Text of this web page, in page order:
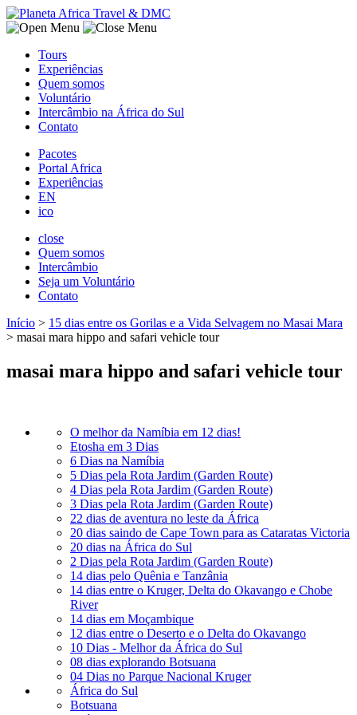
Tours
Experiências
Quem somos
Voluntário
Intercâmbio na África do Sul
Contato
Pacotes
Portal Africa
Experiências
EN
ico
close
Quem somos
Intercâmbio
Seja um Voluntário
Contato
Início > 15 dias entre os Gorilas e a Vida Selvagem no Masai Mara
> masai mara hippo and safari vehicle tour
masai mara hippo and safari vehicle tour
O melhor da Namíbia em 12 dias!
Etosha em 3 Dias
6 Dias na Namíbia
5 Dias pela Rota Jardim (Garden Route)
4 Dias pela Rota Jardim (Garden Route)
3 Dias pela Rota Jardim (Garden Route)
22 dias de aventura no leste da África
20 dias saindo de Cape Town para as Cataratas Victoria
20 dias na África do Sul
2 Dias pela Rota Jardim (Garden Route)
14 dias pelo Quênia e Tanzânia
14 dias entre o Kruger, Delta do Okavango e Chobe
River
14 dias em Moçambique
12 dias entre o Deserto e o Delta do Okavango
10 Dias - Melhor da África do Sul
08 dias explorando Botsuana
04 Dias no Parque Nacional Kruger
África do Sul
Botsuana